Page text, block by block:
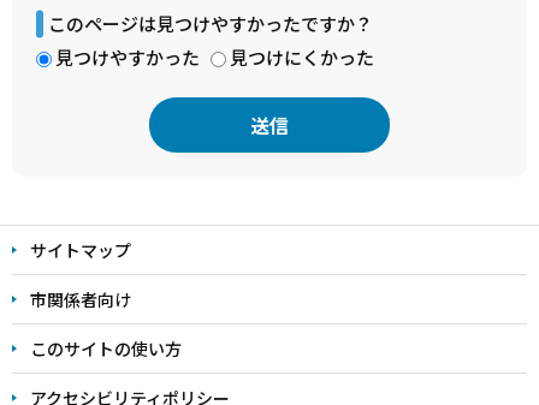
このページは見つけやすかったですか？
見つけやすかった
見つけにくかった
文
こ
こ
ま
で
サイトマップ
市関係者向け
このサイトの使い方
アクセシビリティポリシー